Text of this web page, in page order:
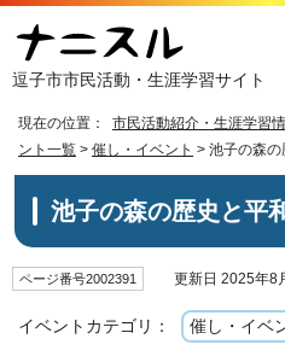
逗子市市民活動・生涯学習サイト
現在の位置： 市民活動紹介・生涯学習
ント一覧 > 催し・イベント > 池子の森の
池子の森の歴史と平
ページ番号2002391 更新日 2025年8
イベントカテゴリ： 催し・イベ